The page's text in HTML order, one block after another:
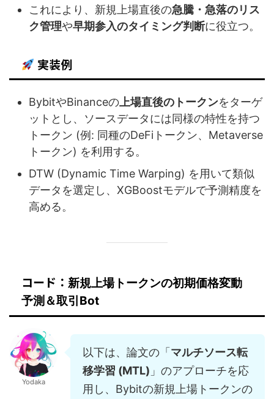
これにより、新規上場直後の急騰・急落のリス
ク管理や早期参入のタイミング判断に役立つ。
実装例
BybitやBinanceの上場直後のトークンをターゲ
ットとし、ソースデータには同様の特性を持つ
トークン (例: 同種のDeFiトークン、Metaverse
トークン) を利用する。
DTW (Dynamic Time Warping) を用いて類似
データを選定し、XGBoostモデルで予測精度を
高める。
コード： 新規上場トークンの初期価格変動
予測＆取引Bot
Yodaka
以下は、論文の「 マルチソース転
移学習 (MTL) 」のアプローチを応
用し、Bybitの新規上場トークンの